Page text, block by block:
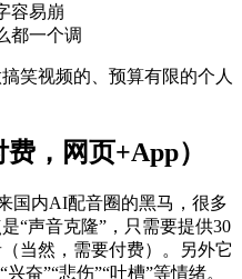
容易崩
都一个调
笑视频的、预算有限的个人
，网页+App）
国内AI配音圈的黑马，很多
“声音克隆”，只需要提供30
当然，需要付费）。另外它
奋”“悲伤”“吐槽”等情绪。